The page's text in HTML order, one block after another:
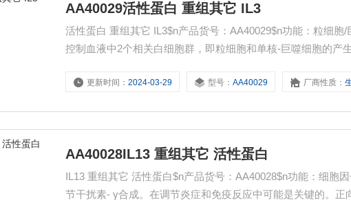
AA40029活性蛋白 重组其它 IL3
活性蛋白 重组其它 IL3$n产品货号：AA40029$n功能：粒细
控制血液中2个相关白细胞群，即粒细胞和单核-巨噬细胞的产
更新时间：2024-03-29 型号：AA40029 厂商性质：
AA40028IL13 重组其它 活性蛋白
IL13 重组其它 活性蛋白$n产品货号：AA40028$n功能：细胞
节干扰素- γ合成。在调节炎症和免疫反应中可能是关键的。正